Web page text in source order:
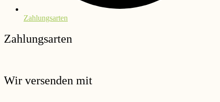
Zahlungsarten
Zahlungsarten
Wir versenden mit